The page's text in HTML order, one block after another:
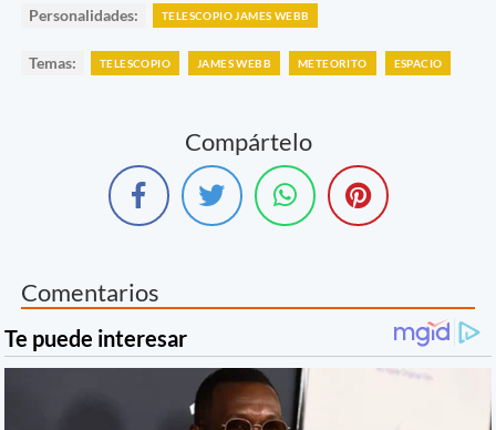
Personalidades: TELESCOPIO JAMES WEBB
Temas: TELESCOPIO JAMES WEBB METEORITO ESPACIO
Compártelo
Comentarios